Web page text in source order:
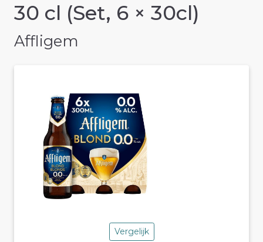
30 cl (Set, 6 × 30cl)
Affligem
Vergelijk